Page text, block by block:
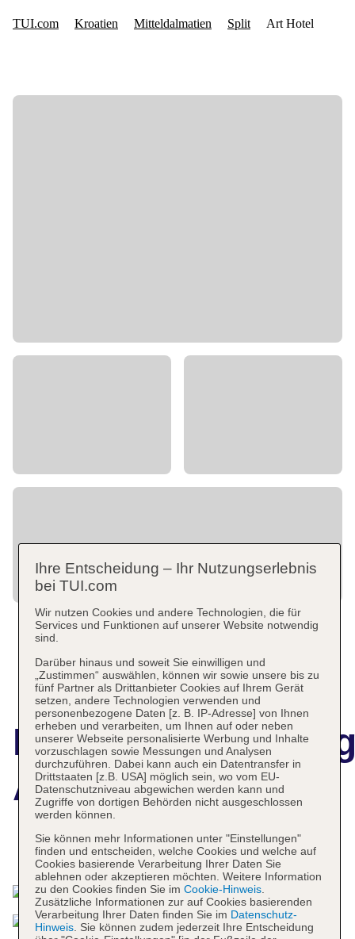
Art Hotel
Das bietet Ihre Unterkunft
Ihre Entscheidung – Ihr Nutzungserlebnis
bei TUI.com
Wir nutzen Cookies und andere Technologien, die für
Services und Funktionen auf unserer Website notwendig
sind.
Darüber hinaus und soweit Sie einwilligen und
„Zustimmen“ auswählen, können wir sowie unsere bis zu
fünf Partner als Drittanbieter Cookies auf Ihrem Gerät
setzen, andere Technologien verwenden und
personenbezogene Daten [z. B. IP-Adresse] von Ihnen
erheben und verarbeiten, um Ihnen auf oder neben
unserer Webseite personalisierte Werbung und Inhalte
vorzuschlagen sowie Messungen und Analysen
durchzuführen. Dabei kann auch ein Datentransfer in
Drittstaaten [z.B. USA] möglich sein, wo vom EU-
Datenschutzniveau abgewichen werden kann und
Zugriffe von dortigen Behörden nicht ausgeschlossen
werden können.
Sie können mehr Informationen unter "Einstellungen"
finden und entscheiden, welche Cookies und welche auf
Cookies basierende Verarbeitung Ihrer Daten Sie
ablehnen oder akzeptieren möchten. Weitere Information
zu den Cookies finden Sie im Cookie-Hinweis.
Zusätzliche Informationen zur auf Cookies basierenden
Verarbeitung Ihrer Daten finden Sie im Datenschutz-
Hinweis. Sie können zudem jederzeit Ihre Entscheidung